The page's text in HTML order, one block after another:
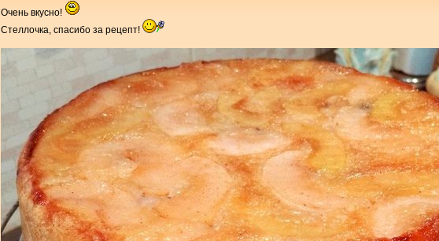
Очень вкусно!
Стеллочка, спасибо за рецепт!